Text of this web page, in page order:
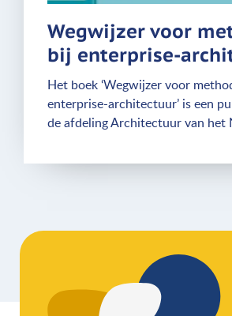
Wegwijzer voor
bij enterprise-
Het boek ‘Wegwijzer voor
enterprise-architectuur’ is een
de afdeling Architectuur van het